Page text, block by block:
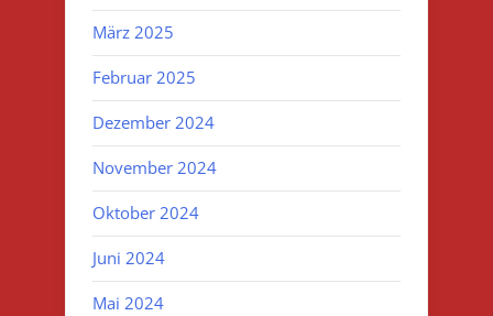
März 2025
Februar 2025
Dezember 2024
November 2024
Oktober 2024
Juni 2024
Mai 2024